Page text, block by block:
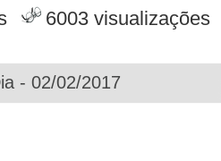
6003 visualizações
- 02/02/2017